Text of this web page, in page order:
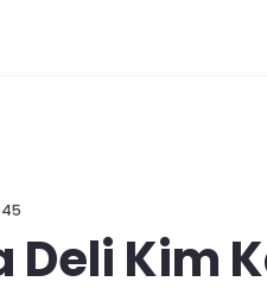
Deli Kim